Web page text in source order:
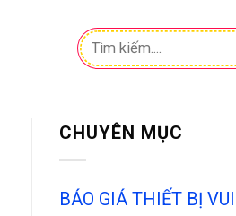
Tìm
kiếm:
CHUYÊN MỤC
BÁO GIÁ THIẾT BỊ VUI